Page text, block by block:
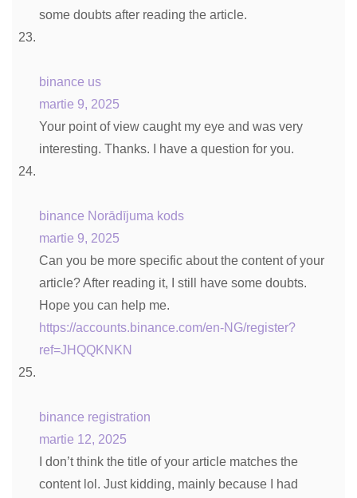
some doubts after reading the article.
binance us
martie 9, 2025
Your point of view caught my eye and was very
interesting. Thanks. I have a question for you.
binance Norādījuma kods
martie 9, 2025
Can you be more specific about the content of your
article? After reading it, I still have some doubts.
Hope you can help me.
https://accounts.binance.com/en-NG/register?
ref=JHQQKNKN
binance registration
martie 12, 2025
I don’t think the title of your article matches the
content lol. Just kidding, mainly because I had